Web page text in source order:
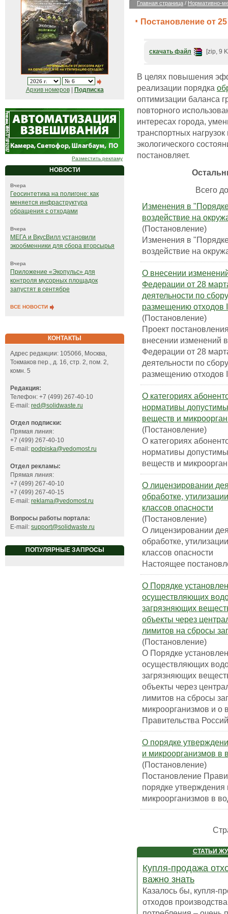
Архив номеров| Подписка
Разместить рекламу
НОВОСТИ
Вчера
Геосинтетика на полигоне: как
меняется инфраструктура
обращения с отходами
Вчера
МЕГА и ВкусВилл установили
экообменники для сбора вторсырья
Вчера
Приложение «Экопульс» для
контроля мусорных площадок
запустят в сентябре
ВСЕ НОВОСТИ
КОНТАКТЫ
Адрес редакции: 105066, Москва,
Токмаков пер., д. 16, стр. 2, пом. 2,
комн. 5
Редакция:
Телефон: +7 (499) 267-40-10
E-mail: red@solidwaste.ru
Отдел подписки:
Прямая линия:
+7 (499) 267-40-10
E-mail: podpiska@vedomost.ru
Отдел рекламы:
Прямая линия:
+7 (499) 267-40-10
+7 (499) 267-40-15
E-mail: reklama@vedomost.ru
Вопросы работы портала:
E-mail: support@solidwaste.ru
ПОПУЛЯРНЫЕ ЗАПРОСЫ
Главная страница / Нормативно-
Постановление от
скачать файл [zip, 9
В целях повышения
реализации порядка
оптимизации баланса
повторного
интересах города,
транспортных
экологического
постановляет.
Всего
Изменения в
воздействие на
(Постановление)
Изменения в
воздействие на
О внесении
Федерации от 28
деятельности по
размещению отходов
(Постановление)
Проект
внесении изменений
Федерации от 28
деятельности по
размещению отходов
О категориях
нормативы
веществ и
(Постановление)
О категориях
нормативы
веществ и
О лицензировании
обработке,
классов опасности
(Постановление)
О лицензировании
обработке,
классов опасности
Настоящее
О Порядке
осуществляющих
загрязняющих
объекты через
лимитов на сбросы
(Постановление)
О Порядке
осуществляющих
загрязняющих
объекты через
лимитов на сбросы
микроорганизмов и о
Правительства
О порядке
и микроорганизмов в
(Постановление)
Постановление
порядке
микроорганизмов в
СТАТЬИ
Купля-продажа
важно знать
Казалось бы, купля-
отходов